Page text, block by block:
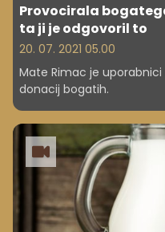
Provocirala
ta ji je odgovoril to
20. 07. 2021 05.00
Mate Rimac je
donacij bogatih.